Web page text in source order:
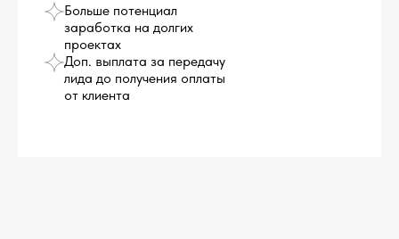
Больше потенциал
заработка на долгих
проектах
Доп. выплата за передачу
лида до получения оплаты
от клиента